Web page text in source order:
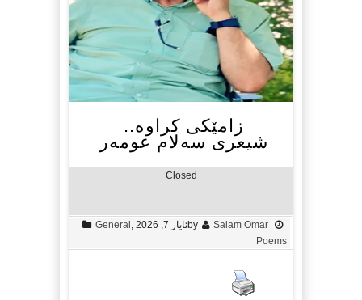
زامێکی کراوە..
شیعری سەلام عومەر
Closed
by Salam Omar ئایار 7, 2026 General
Poems